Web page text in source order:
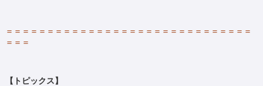
＝＝＝＝＝＝＝＝＝＝＝＝＝＝＝＝＝＝＝＝＝＝＝＝＝＝＝＝＝＝
＝＝＝
【トピックス】